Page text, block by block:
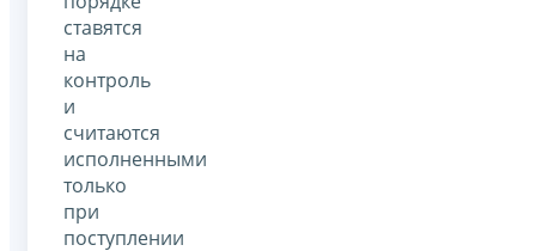
ставятся
на
контроль
и
считаются
исполненными
только
при
поступлении